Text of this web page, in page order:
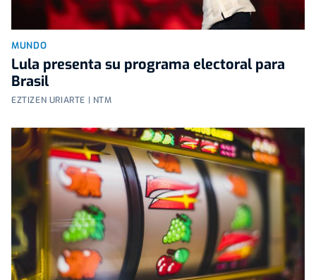
MUNDO
Lula presenta su programa electoral para
Brasil
EZTIZEN URIARTE | NTM